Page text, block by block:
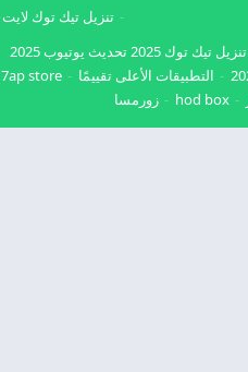
تنزيل تيك توك 2025
تنزيل تيك توك لايت
تحديث يوتيوب 2025
التطبيقات الأعلى تقييمًا 7ap store
hod box زورمسا